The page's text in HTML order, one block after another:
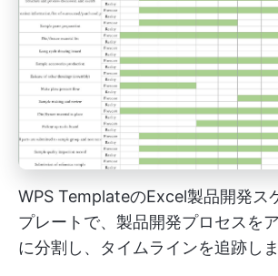
WPS TemplateのExcel製品開発ス
プレートで、製品開発プロセスを
に分割し、タイムラインを追跡しま